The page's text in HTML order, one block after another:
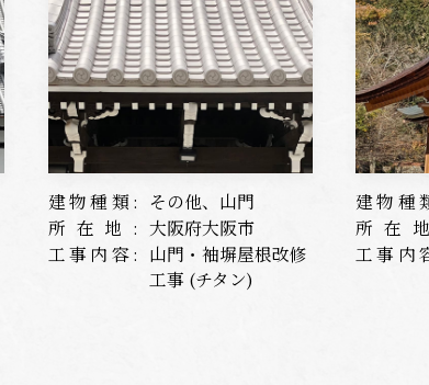
建物種類:
その他、山門
所在地: 大阪府大阪市
工事内容: 山門・袖塀屋根改修
工事 (チタン)
建物種
所在
工事内